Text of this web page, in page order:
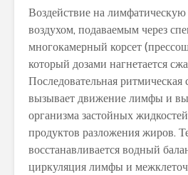
Воздействие на
воздухом, подаваемым через
многокамерный корсет
который дозами нагнетается
Последовательная
вызывает движение лимфы и
организма застойных
продуктов разложения жиров.
восстанавливается водный
циркуляция лимфы и